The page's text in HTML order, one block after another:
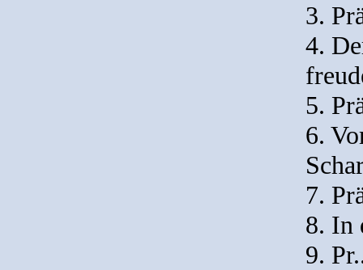
3.
4.
5.
6.
7.
8. In
9.